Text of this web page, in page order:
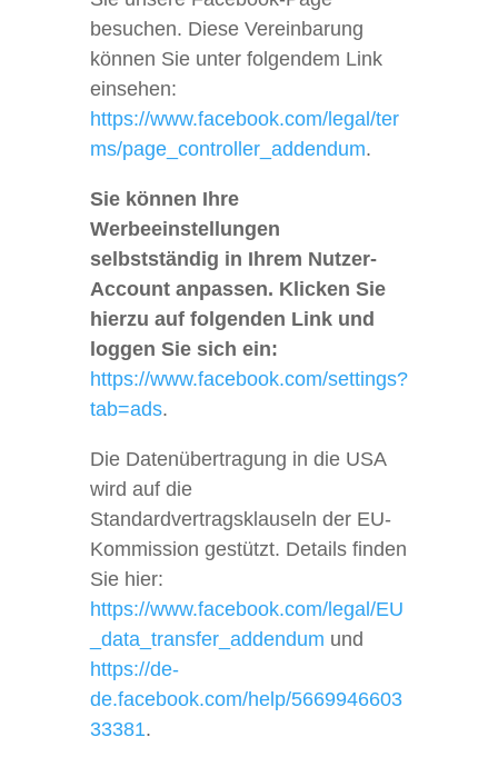
besuchen. Diese Vereinbarung
können Sie unter folgendem Link
einsehen:
https://www.facebook.com/legal/ter
ms/page_controller_addendum.
Sie können Ihre
Werbeeinstellungen
selbstständig in Ihrem Nutzer-
Account anpassen. Klicken Sie
hierzu auf folgenden Link und
loggen Sie sich ein:
https://www.facebook.com/settings?
tab=ads.
Die Datenübertragung in die USA
wird auf die
Standardvertragsklauseln der EU-
Kommission gestützt. Details finden
Sie hier:
https://www.facebook.com/legal/EU
_data_transfer_addendum und
https://de-
de.facebook.com/help/5669946603
33381.